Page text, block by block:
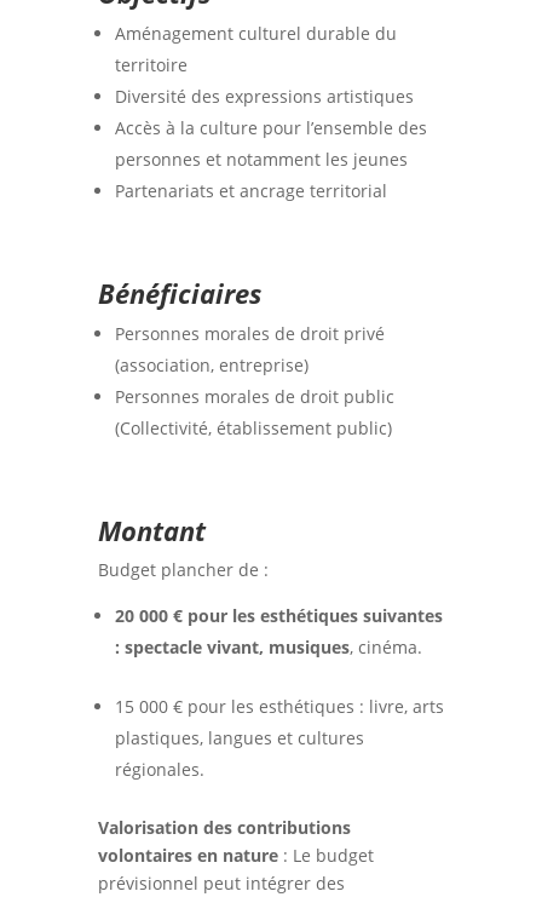
Aménagement culturel durable du
territoire
Diversité des expressions artistiques
Accès à la culture pour l’ensemble des
personnes et notamment les jeunes
Partenariats et ancrage territorial
Bénéficiaires
Personnes morales de droit privé
(association, entreprise)
Personnes morales de droit public
(Collectivité, établissement public)
Montant
Budget plancher de :
20 000 € pour les esthétiques suivantes
: spectacle vivant, musiques, cinéma.
15 000 € pour les esthétiques : livre, arts
plastiques, langues et cultures
régionales.
Valorisation des contributions
volontaires en nature: Le budget
prévisionnel peut intégrer des